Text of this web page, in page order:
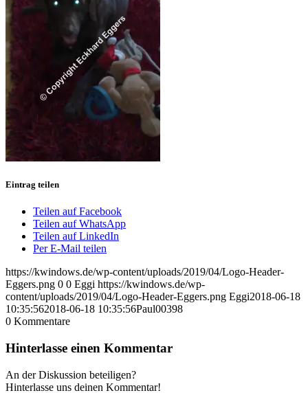
Eintrag teilen
Teilen auf Facebook
Teilen auf WhatsApp
Teilen auf LinkedIn
Per E-Mail teilen
https://kwindows.de/wp-content/uploads/2019/04/Logo-Header-
Eggers.png 0 0 Eggi https://kwindows.de/wp-
content/uploads/2019/04/Logo-Header-Eggers.png Eggi2018-06-18
10:35:562018-06-18 10:35:56Paul00398
0 Kommentare
Hinterlasse einen Kommentar
An der Diskussion beteiligen?
Hinterlasse uns deinen Kommentar!